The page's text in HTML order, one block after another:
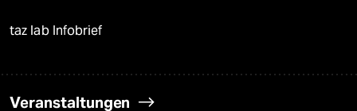
taz lab Infobrief
Veranstaltungen